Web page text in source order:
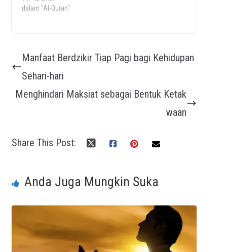
dalam "Al-Quran"
Manfaat Berdzikir Tiap Pagi bagi Kehidupan
Sehari-hari
Menghindari Maksiat sebagai Bentuk Ketak
waan
Share This Post:
Anda Juga Mungkin Suka